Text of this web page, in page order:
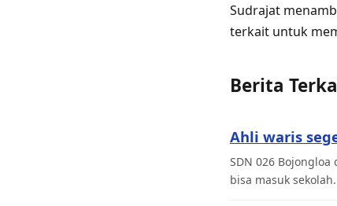
Sudrajat
terkait untuk
Berita
Ahli waris
SDN 026
bisa masuk sekolah.